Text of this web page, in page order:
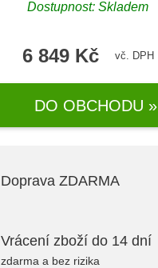
Dostupnost: Skladem
6 849 Kč vč. DPH
DO OBCHODU »
Doprava ZDARMA
Vrácení zboží do 14 dní
zdarma a bez rizika